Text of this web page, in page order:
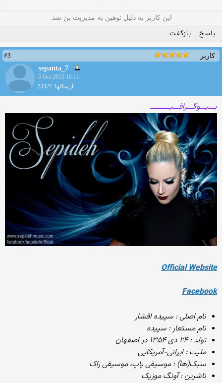
این کاربر به دلیل توهین به مدیریت بن شد.
پاسخ بازگفت
کاربر
#3
sepanta_7
5 Oct 2015 10:11
ارسالها: 23327
بـــیـــوگـــرافـــیــــــــــ
Official Website
Facebook
نام اصلی : سپیده افشار
نام مستعار : سپیده
تولد : ۲۴ دی ۱۳۵۴ در اصفهان
ملیت : ایرانی-آمریکایی
سبک‌(ها) : موسیقی پاپ، موسیقی راک
ناشرین : آونگ موزیک